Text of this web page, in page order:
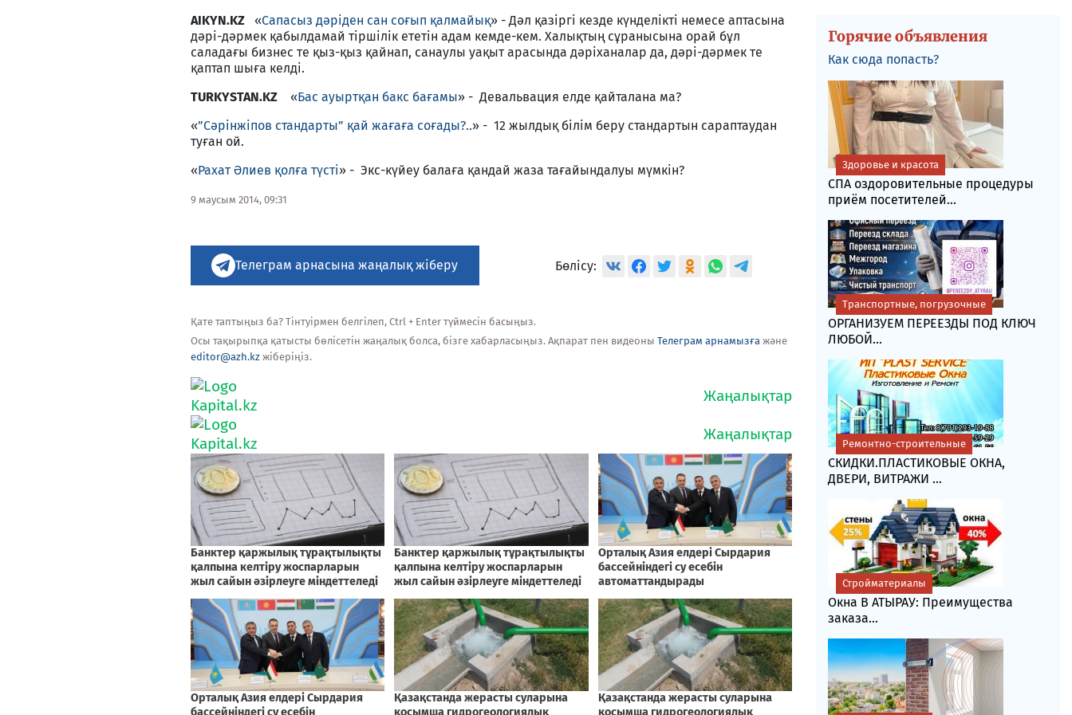
AIKYN.KZ «Сапасыз дәріден сан соғып қалмайық» - Дәл қазіргі кезде күнделікті немесе аптасына
дәрі-дәрмек қабылдамай тіршілік ететін адам кемде-кем. Халықтың сұранысына орай бұл
саладағы бизнес те қыз-қыз қайнап, санаулы уақыт арасында дәріханалар да, дәрі-дәрмек те
қаптап шыға келді.
TURKYSTAN.KZ «Бас ауыртқан бакс бағамы» - Девальвация елде қайталана ма?
«”Сәрінжіпов стандарты” қай жағаға соғады?..» - 12 жылдық білім беру стандартын сараптаудан
туған ой.
«Рахат Әлиев қолға түсті» - Экс-күйеу балаға қандай жаза тағайындалуы мүмкін?
9 маусым 2014, 09:31
Телеграм арнасына жаңалық жіберу Бөлісу:
Қате таптыңыз ба? Тінтуірмен белгілеп, Ctrl + Enter түймесін басыңыз.
Осы тақырыпқа қатысты бөлісетін жаңалық болса, бізге хабарласыңыз. Ақпарат пен видеоны Телеграм арнамызға және
editor@azh.kz жіберіңіз.
Горячие объявления
Как сюда попасть?
СПА оздоровительные процедуры
приём посетителей...
Здоровье и красота
ОРГАНИЗУЕМ ПЕРЕЕЗДЫ ПОД КЛЮЧ
ЛЮБОЙ...
Транспортные, погрузочные
СКИДКИ.ПЛАСТИКОВЫЕ ОКНА,
ДВЕРИ, ВИТРАЖИ ...
Ремонтно-строительные
Окна В АТЫРАУ: Преимущества
заказа...
Стройматериалы